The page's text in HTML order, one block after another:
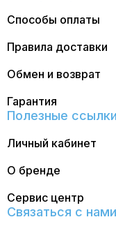
Способы оплаты
Правила доставки
Обмен и возврат
Гарантия
Полезные ссылки
Личный кабинет
О бренде
Сервис центр
Связаться с нами